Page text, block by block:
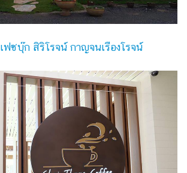
เฟซบุ๊ก สิริโรจน์ กาญจนเรืองโรจน์